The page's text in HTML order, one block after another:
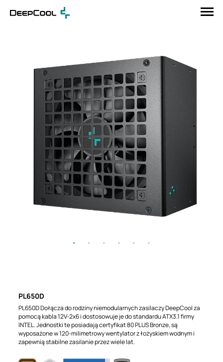
PL650D
PL650D Dołącza do rodziny niemodularnych zasilaczy DeepCool za
pomocą kabla 12V-2x6 i dostosowuje je do standardu ATX3.1 firmy
INTEL. Jednostki te posiadają certyfikat 80 PLUS Bronze, są
wyposażone w 120-milimetrowy wentylator z łożyskiem wodnym i
zapewnią stabilne zasilanie przez wiele lat.